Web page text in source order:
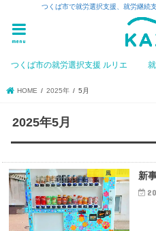
つくば市で就労選択支援、就労継続
menu
つくば市の就労選択支援 ルリエ
HOME 2025年 5月
2025年5月
風 新